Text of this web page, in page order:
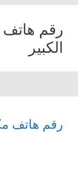
رقم هاتف
الكبير
رقم هاتف